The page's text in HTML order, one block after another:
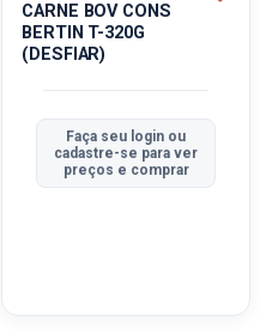
CARNE BOV CONS
BERTIN T-320G
(DESFIAR)
Faça seu login ou
cadastre-se para ver
preços e comprar